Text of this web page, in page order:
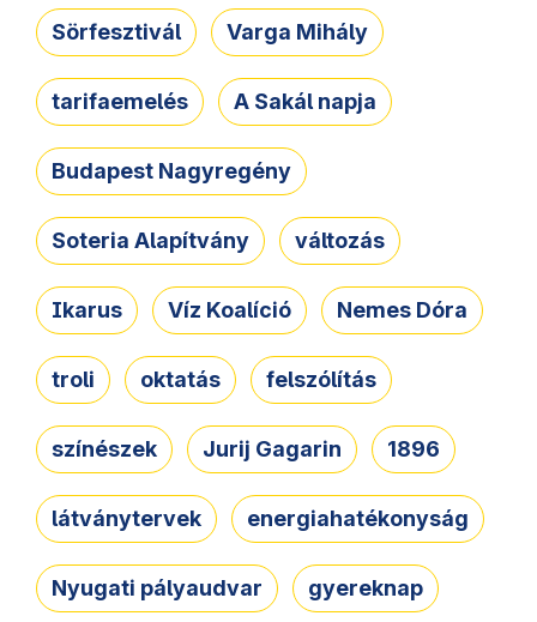
Sörfesztivál Varga Mihály
tarifaemelés A Sakál napja
Budapest Nagyregény
Soteria Alapítvány változás
Ikarus Víz Koalíció Nemes Dóra
troli oktatás felszólítás
színészek Jurij Gagarin 1896
látványtervek energiahatékonyság
Nyugati pályaudvar gyereknap